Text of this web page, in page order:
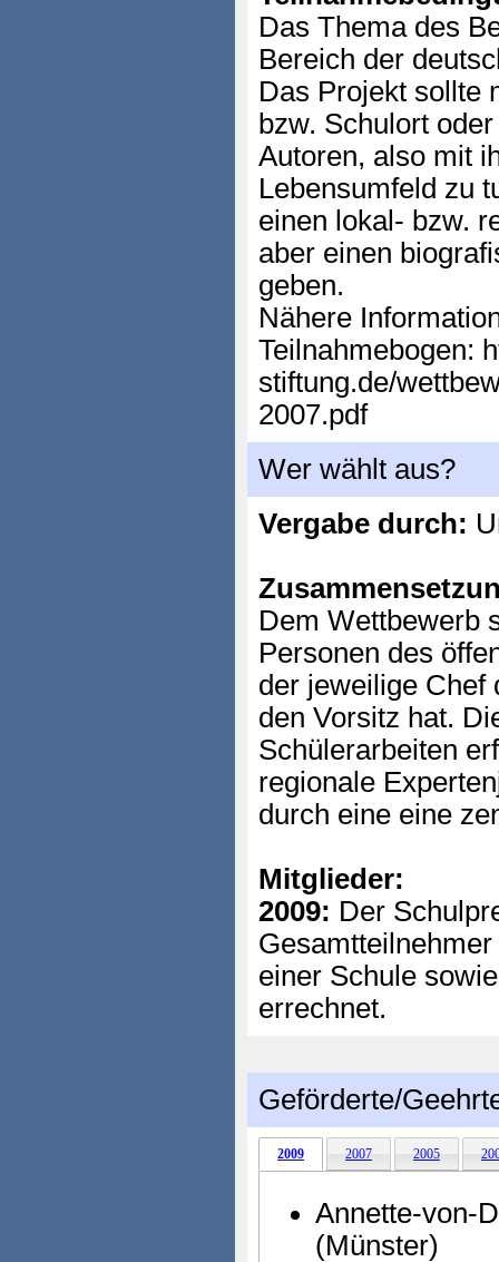
Das Thema des
Bereich der
Das Projekt sollte
bzw. Schulort
Autoren, also mit
Lebensumfeld zu
einen lokal- bzw.
aber einen
geben.
Nähere
Teilnahmebogen:
stiftung.de/
2007.pdf
Wer wählt aus?
Vergabe durch:
Dem Wettbewerb
Personen des
der jeweilige Chef
den Vorsitz hat.
Schülerarbeiten
regionale
durch eine eine
Mitglieder:
2009: Der
einer Schule
errechnet.
Geförderte/
2009 2007 2005
Annette-von-
(Münster)